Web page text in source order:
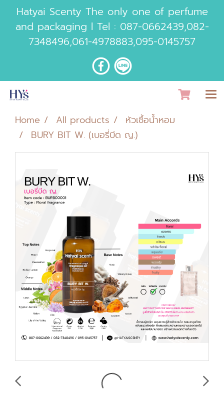
Hatyai Scenty The only one of perfume
and packaging l Tel : 087-0662439,082-
7348496,061-4978883,095-0145757
Home All products
หัวเชื้อน้ำหอม
BURY BIT W. (เบอรี่บีด ญ.)